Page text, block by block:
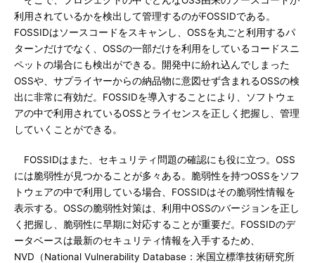
利用されているかを検出して管理するのがFOSSIDである。
FOSSIDはソースコードをスキャンし、OSSを丸ごと利用するパ
ターンだけでなく、OSSの一部だけを利用をしているコードスニ
ペットの場合にも検出ができる。開発中に紛れ込んでしまった
OSSや、サプライヤーからの納品物に意図せず含まれるOSSの検
出に非常に有効だ。FOSSIDを導入することにより、ソフトウェ
アの中で利用されているOSSとライセンスを正しく把握し、管理
していくことができる。
FOSSIDはまた、セキュリティ問題の確認にも役に立つ。OSS
には脆弱性が見つかることが多々ある。脆弱性を持つOSSをソフ
トウェアの中で利用している場合、FOSSIDはその脆弱性情報を
表示する。OSSの脆弱性対策は、利用中OSSのバージョンを正し
く把握し、脆弱性に早期に対応することが重要だ。FOSSIDのデ
ータベースは最新のセキュリティ情報を入手するため、
NVD（National Vulnerability Database：米国立標準技術研究所